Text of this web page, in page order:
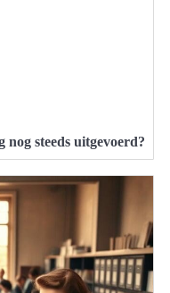
steeds uitgevoerd?